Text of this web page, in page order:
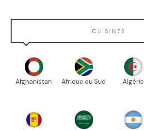
CUISINES
Afghanistan Afrique du Sud Algérie